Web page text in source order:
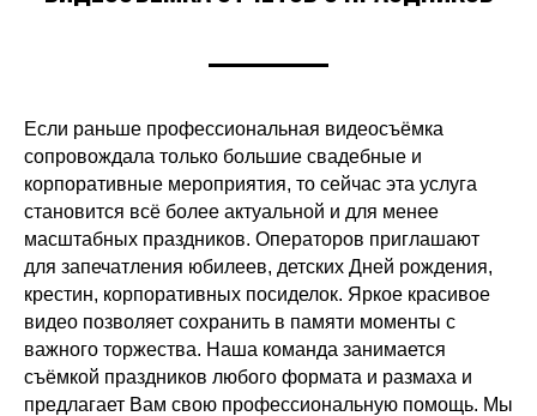
Если раньше профессиональная видеосъёмка
сопровождала только большие свадебные и
корпоративные мероприятия, то сейчас эта услуга
становится всё более актуальной и для менее
масштабных праздников. Операторов приглашают
для запечатления юбилеев, детских Дней рождения,
крестин, корпоративных посиделок. Яркое красивое
видео позволяет сохранить в памяти моменты с
важного торжества. Наша команда занимается
съёмкой праздников любого формата и размаха и
предлагает Вам свою профессиональную помощь. Мы